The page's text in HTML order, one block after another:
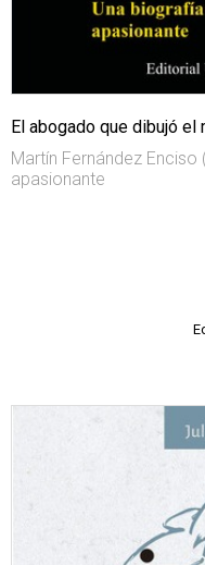
El abogado que dibujó el
Martín Fernández
apasionante